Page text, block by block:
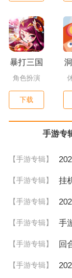
暴打三国
角色扮演
下载
手游专
【手游专辑】
【手游专辑】 挂
【手游专辑】
【手游专辑】 手
【手游专辑】 回
【手游专辑】